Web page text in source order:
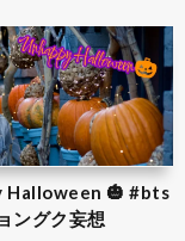
Halloween 🎃 #bts
ングク妄想